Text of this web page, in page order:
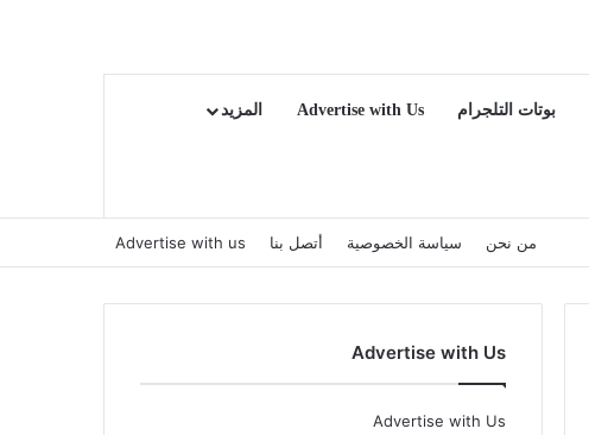
بوتات التلجرام Advertise with Us المزيد
من نحن سياسة الخصوصية أتصل بنا Advertise with us
Advertise with Us
Advertise with Us